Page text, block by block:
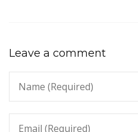
Leave a comment